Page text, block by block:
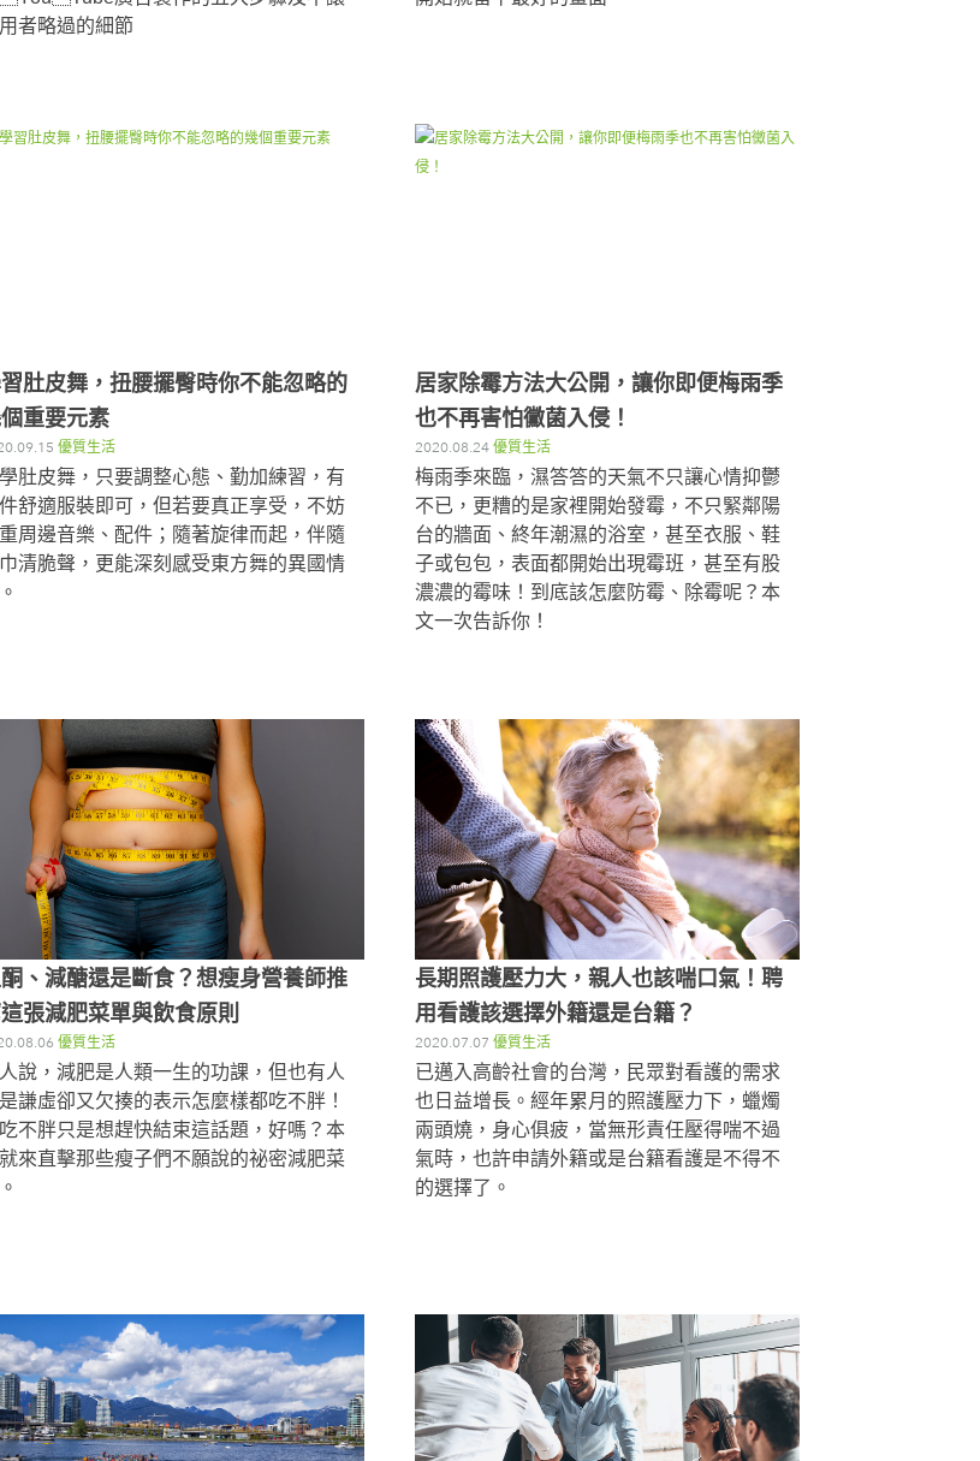
者略過的細節
肚皮舞，扭腰擺臀時你不能忽略的
重要元素
優質生活
肚皮舞，只要調整心態、勤加練習，有
舒適服裝即可，但若要真正享受，不妨
周邊音樂、配件；隨著旋律而起，伴隨
清脆聲，更能深刻感受東方舞的異國情
居家除霉方法大公開，讓你即便梅雨季
也不再害怕黴菌入侵！
2020.08.24 優質生活
梅雨季來臨，濕答答的天氣不只讓心情抑鬱
不已，更糟的是家裡開始發霉，不只緊鄰陽
台的牆面、終年潮濕的浴室，甚至衣服、鞋
子或包包，表面都開始出現霉班，甚至有股
濃濃的霉味！到底該怎麼防霉、除霉呢？本
文一次告訴你！
、減醣還是斷食？想瘦身營養師推
張減肥菜單與飲食原則
優質生活
說，減肥是人類一生的功課，但也有人
謙虛卻又欠揍的表示怎麼樣都吃不胖！
不胖只是想趕快結束這話題，好嗎？本
來直擊那些瘦子們不願說的祕密減肥菜
長期照護壓力大，親人也該喘口氣！聘
用看護該選擇外籍還是台籍？
2020.07.07 優質生活
已邁入高齡社會的台灣，民眾對看護的需求
也日益增長。經年累月的照護壓力下，蠟燭
兩頭燒，身心俱疲，當無形責任壓得喘不過
氣時，也許申請外籍或是台籍看護是不得不
的選擇了。